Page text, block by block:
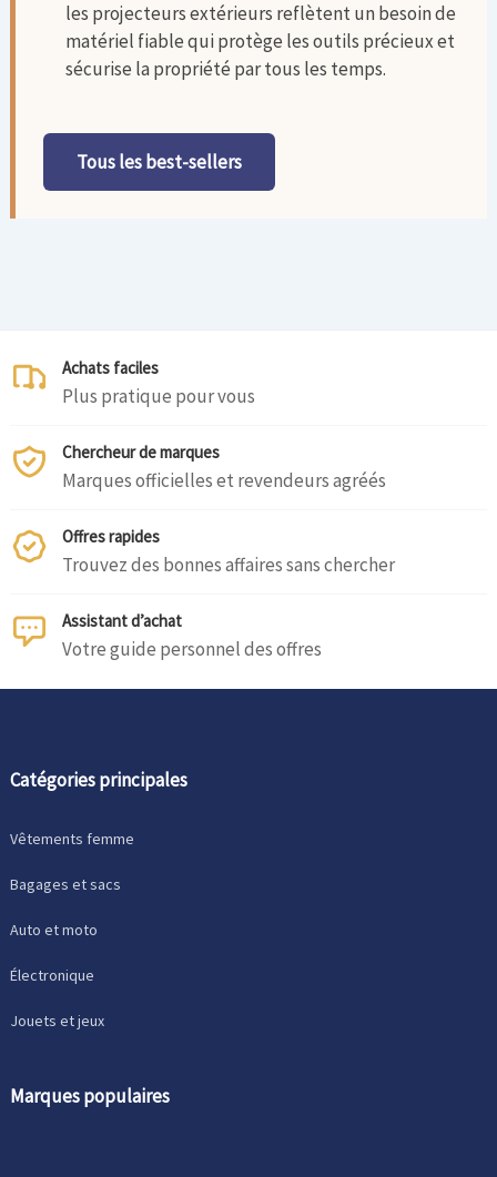
les projecteurs extérieurs reflètent un besoin de
matériel fiable qui protège les outils précieux et
sécurise la propriété par tous les temps.
Tous les best-sellers
Achats faciles
Plus pratique pour vous
Chercheur de marques
Marques officielles et revendeurs agréés
Offres rapides
Trouvez des bonnes affaires sans chercher
Assistant d’achat
Votre guide personnel des offres
Catégories principales
Vêtements femme
Bagages et sacs
Auto et moto
Électronique
Jouets et jeux
Marques populaires